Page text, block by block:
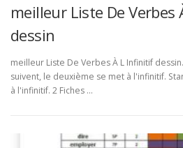
meilleur Liste De
dessin
meilleur Liste De Verbes À L Infinitif
suivent, le deuxième se met à l'infinitif.
à l'infinitif. 2 Fiches …